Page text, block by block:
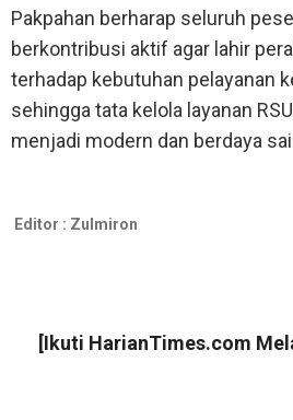
Pakpahan berharap seluruh
berkontribusi aktif agar lahir
terhadap kebutuhan pelayanan
sehingga tata kelola layanan
menjadi modern dan berdaya
Editor : Zulmiron
[Ikuti HarianTimes.com